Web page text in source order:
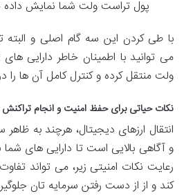
پول تراست ولت شما نمایش
با طی کردن این سه گام اصلی و البته
می توانید با اطمینان خاطر دارایی
ولت منتقل کرده و کنترل کامل آن ها را
نکات حیاتی برای حفظ امنیت و انجام
انتقال ارزهای دیجیتال، هرچند به
و آگاهی بالایی است تا دارایی های
رعایت نکات امنیتی زیر، می تواند
کند و از از دست رفتن سرمایه تان